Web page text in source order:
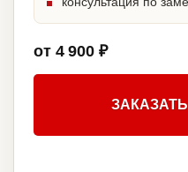
от 4 900 ₽